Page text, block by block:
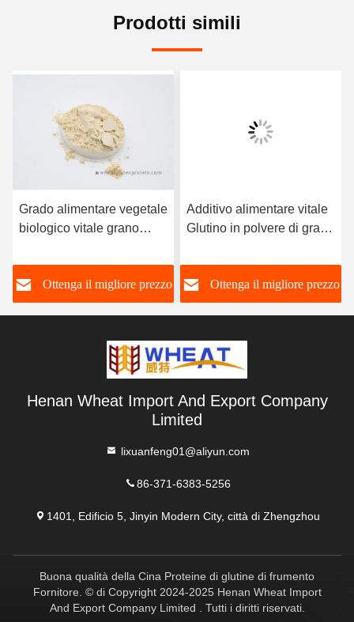
Prodotti simili
Grado alimentare vegetale
biologico vitale grano
salsiccia e gnocchi
Ottenga il migliore prezzo
Additivo alimentare vitale
Glutino in polvere di grano
spaghetti
Ottenga il migliore prezzo
Henan Wheat Import And Export Company
Limited
lixuanfeng01@aliyun.com
86-371-6383-5256
1401, Edificio 5, Jinyin Modern City, città di Zhengzhou
Buona qualità della Cina Proteine di glutine di frumento
Fornitore. © di Copyright 2024-2025 Henan Wheat Import
And Export Company Limited . Tutti i diritti riservati.